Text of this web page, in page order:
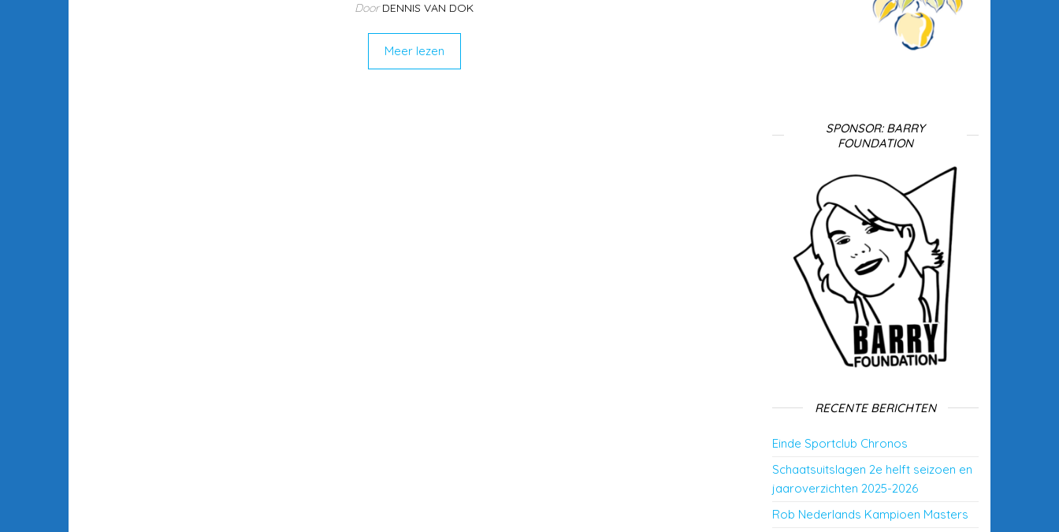
Door DENNIS VAN DOK
Meer lezen
SPONSOR: BARRY
FOUNDATION
RECENTE BERICHTEN
Einde Sportclub Chronos
Schaatsuitslagen 2e helft seizoen en
jaaroverzichten 2025-2026
Rob Nederlands Kampioen Masters